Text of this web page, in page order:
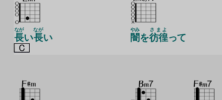
長
なが
い長
なが
い 闇
やみ
を彷徨
さまよ
って